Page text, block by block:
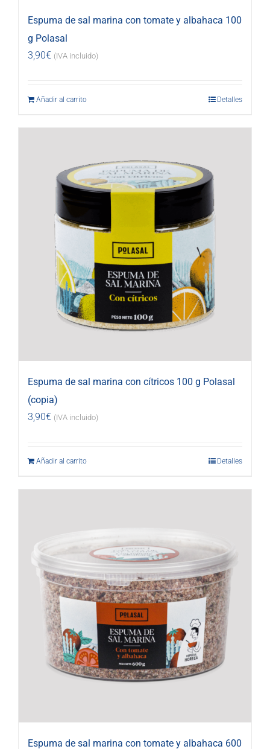
Espuma de sal marina con tomate y albahaca 100
g Polasal
3,90€ (IVA incluido)
Añadir al carrito Detalles
Espuma de sal marina con cítricos 100 g Polasal
(copia)
3,90€ (IVA incluido)
Añadir al carrito Detalles
Espuma de sal marina con tomate y albahaca 600